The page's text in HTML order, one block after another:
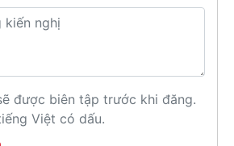
được biên tập trước khi đăng.
Việt có dấu.